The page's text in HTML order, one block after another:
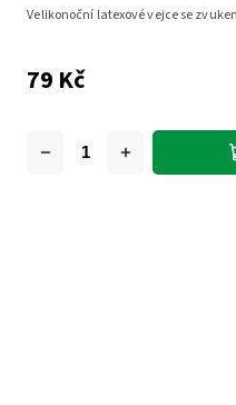
79 Kč
Velikonoční latexové vejce se